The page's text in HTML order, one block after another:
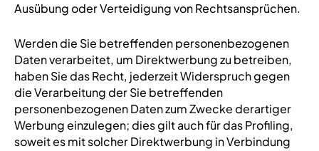
Ausübung oder Verteidigung von Rechtsansprüchen.
Werden die Sie betreffenden personenbezogenen
Daten verarbeitet, um Direktwerbung zu betreiben,
haben Sie das Recht, jederzeit Widerspruch gegen
die Verarbeitung der Sie betreffenden
personenbezogenen Daten zum Zwecke derartiger
Werbung einzulegen; dies gilt auch für das Profiling,
soweit es mit solcher Direktwerbung in Verbindung